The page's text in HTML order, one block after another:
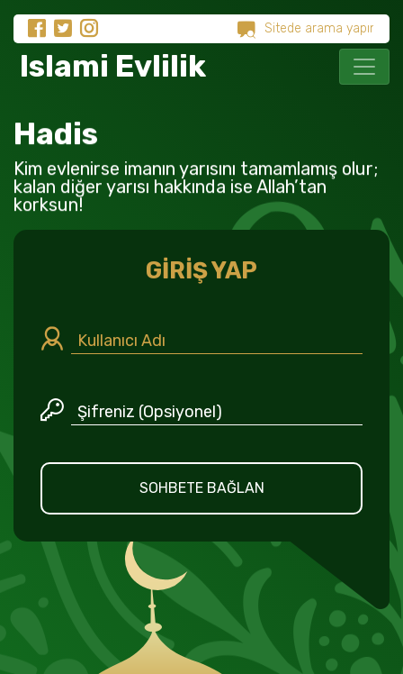
Islami Evlilik
Hadis
Kim evlenirse imanın yarısını tamamlamış olur;
kalan diğer yarısı hakkında ise Allah’tan
korksun!
GİRİŞ YAP
SOHBETE BAĞLAN